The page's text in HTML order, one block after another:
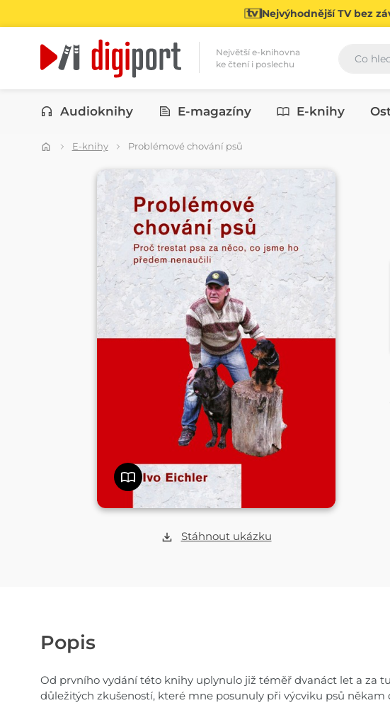
Nejvýhodnější TV bez
Největší e-knihovna
ke čtení i poslechu
Kategorie
Audioknihy E-magazíny E-knihy
E-knihy Problémové chování psů
Stáhnout ukázku
Popis
Od prvního vydání této knihy uplynulo již téměř dvanáct let a za
důležitých zkušeností, které mne posunuly při výcviku psů